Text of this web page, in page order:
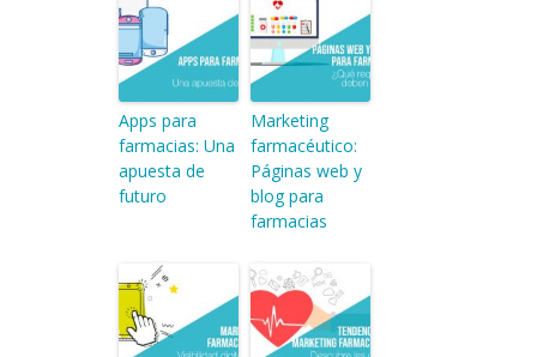
Apps para
farmacias: Una
apuesta de
futuro
Marketing
farmacéutico:
Páginas web y
blog para
farmacias